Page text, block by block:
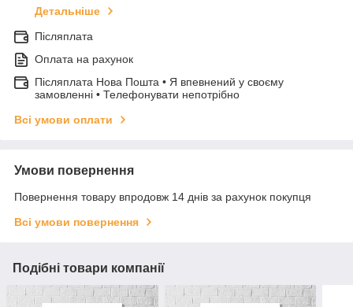
Детальніше
Післяплата
Оплата на рахунок
Післяплата Нова Пошта • Я впевнений у своєму
замовленні • Телефонувати непотрібно
Всі умови оплати
Умови повернення
Повернення товару впродовж 14 днів за рахунок покупця
Всі умови повернення
Подібні товари компанії